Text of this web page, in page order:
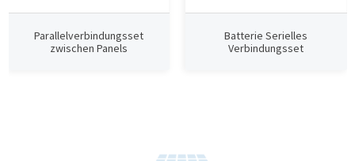
Parallelverbindungsset
zwischen Panels
Batterie Serielles
Verbindungsset